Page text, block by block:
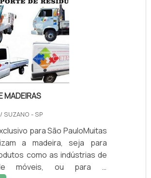
e alastramento de base
de silicone, os aditivos para
são utilizados em
globais.Linha de aditivos
MADEIRAS
/ SUZANO - SP
para São PauloMuitas
a madeira, seja para
como as indústrias de
móveis, ou para o